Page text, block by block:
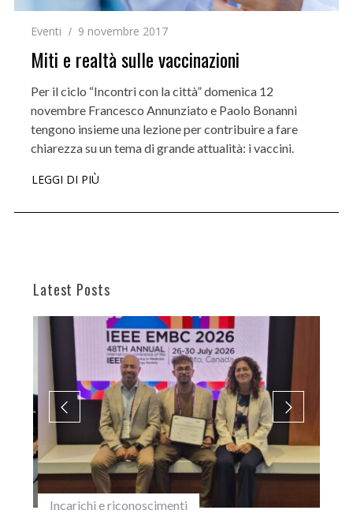
Eventi 9 novembre 2017
Miti e realtà sulle vaccinazioni
Per il ciclo “Incontri con la città” domenica 12
novembre Francesco Annunziato e Paolo Bonanni
tengono insieme una lezione per contribuire a fare
chiarezza su un tema di grande attualità: i vaccini.
LEGGI DI PIÙ
Latest Posts
Incarichi e riconoscimenti